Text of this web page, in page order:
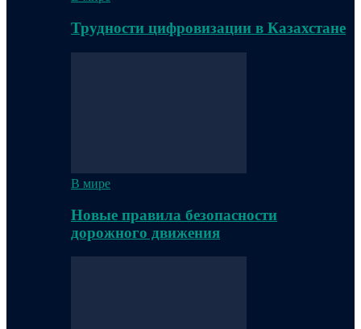
Трудности цифровизации в Казахстане
В мире
Новые правила безопасности
дорожного движения